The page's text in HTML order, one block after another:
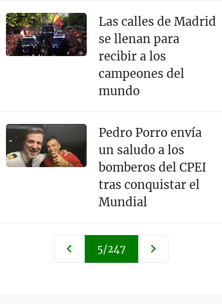
Las calles de Madrid
se llenan para
recibir a los
campeones del
mundo
Pedro Porro envía
un saludo a los
bomberos del CPEI
tras conquistar el
Mundial
5/247